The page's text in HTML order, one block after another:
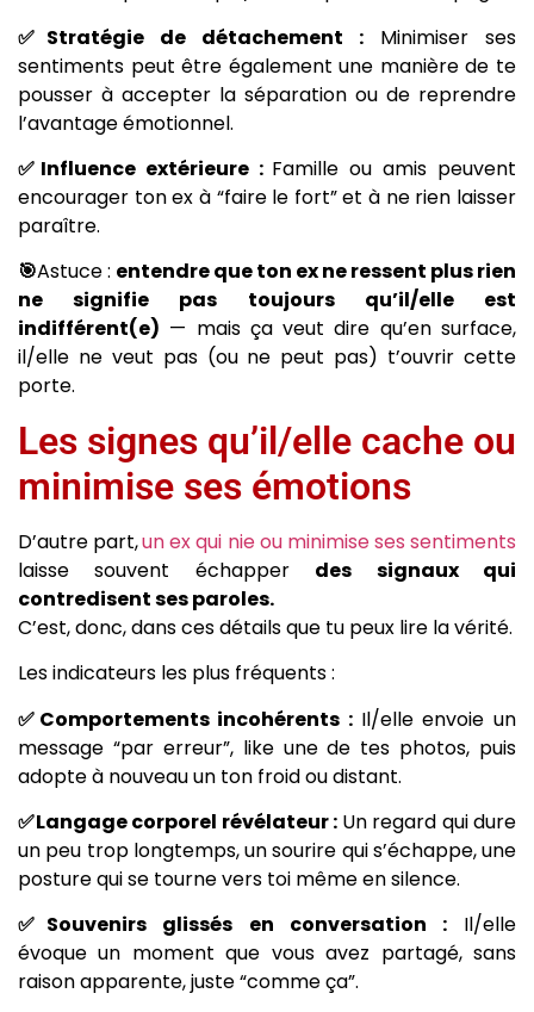
✅Stratégie de détachement : Minimiser ses
sentiments peut être également une manière de te
pousser à accepter la séparation ou de reprendre
l’avantage émotionnel.
✅Influence extérieure : Famille ou amis peuvent
encourager ton ex à “faire le fort” et à ne rien laisser
paraître.
🎯Astuce : entendre que ton ex ne ressent plus rien
ne signifie pas toujours qu’il/elle est
indifférent(e) — mais ça veut dire qu’en surface,
il/elle ne veut pas (ou ne peut pas) t’ouvrir cette
porte.
Les signes qu’il/elle cache ou
minimise ses émotions
D’autre part,un ex qui nie ou minimise ses sentiments
laisse souvent échapper des signaux qui
contredisent ses paroles.
C’est, donc, dans ces détails que tu peux lire la vérité.
Les indicateurs les plus fréquents :
✅Comportements incohérents : Il/elle envoie un
message “par erreur”, like une de tes photos, puis
adopte à nouveau un ton froid ou distant.
✅Langage corporel révélateur : Un regard qui dure
un peu trop longtemps, un sourire qui s’échappe, une
posture qui se tourne vers toi même en silence.
✅Souvenirs glissés en conversation :Il/elle
évoque un moment que vous avez partagé, sans
raison apparente, juste “comme ça”.